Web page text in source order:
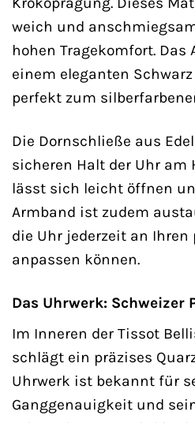
weich und
hohen Tragekomfort. Das
einem eleganten
perfekt zum
Die Dornschließe aus
sicheren Halt der Uhr am
lässt sich leicht öffnen
Armband ist zudem
die Uhr jederzeit an
anpassen können.
Das Uhrwerk: Schweizer
Im Inneren der Tissot
schlägt ein präzises
Uhrwerk ist bekannt für
Ganggenauigkeit und